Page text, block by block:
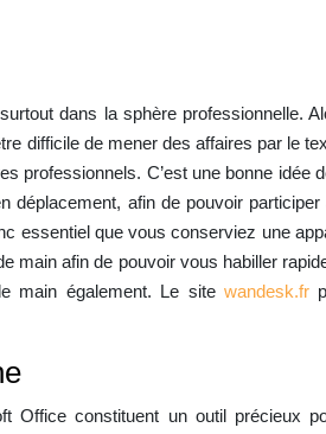
dans la sphère professionnelle.
difficile de mener des affaires par le
professionnels. C’est une bonne
afin de pouvoir
essentiel que vous conserviez une
afin de pouvoir vous habiller
main également. Le sitewandesk.fr
constituent un outil précieux